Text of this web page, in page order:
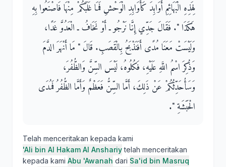
لِهَذِهِ الْبَهَائِمِ أَوَابِدَ كَأَوَابِدِ الْوَحْشِ فَمَا غَلَبَكُمْ مِنْهَا فَاصْنَعُوا بِهِ
هَكَذَا ‏"‏‏.‏ فَقَالَ جَدِّي إِنَّا نَرْجُو ـ أَوْ نَخَافُ ـ الْعَدُوَّ غَدًا،
وَلَيْسَتْ مَعَنَا مُدًى أَفَنَذْبَحُ بِالْقَصَبِ‏.‏ قَالَ ‏"‏ مَا أَنْهَرَ الدَّمَ
وَذُكِرَ اسْمُ اللَّهِ عَلَيْهِ، فَكُلُوهُ، لَيْسَ السِّنَّ وَالظُّفُرَ،
وَسَأُحَدِّثُكُمْ عَنْ ذَلِكَ، أَمَّا السِّنُّ فَعَظْمٌ وَأَمَّا الظُّفُرُ فَمُدَى
الْحَبَشَةِ ‏"‏‏.‏
Telah menceritakan kepada kami
'Ali bin Al Hakam Al Anshariytelah menceritakan
kepada kami Abu 'Awanah dari Sa'id bin Masruq